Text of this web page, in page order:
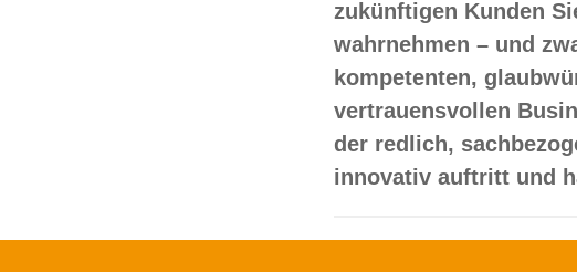
zukünftigen Kunden
wahrnehmen – und
kompetenten,
vertrauensvollen
der redlich,
innovativ auftritt und